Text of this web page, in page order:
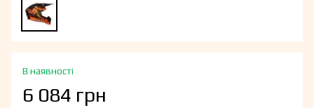
В наявності
6 084 грн